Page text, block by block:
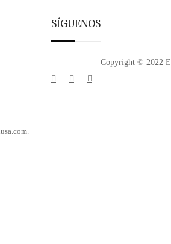
SÍGUENOS
Copyright © 2022